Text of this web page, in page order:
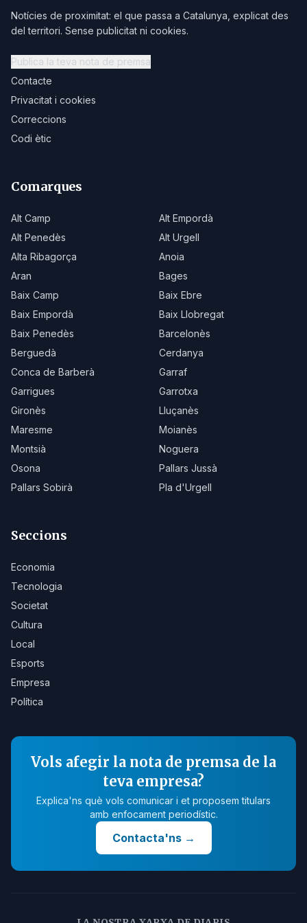
Notícies de proximitat: el que passa a Catalunya, explicat des
del territori. Sense publicitat ni cookies.
Publica la teva nota de premsa
Contacte
Privacitat i cookies
Correccions
Codi ètic
Comarques
Alt Camp
Alt Empordà
Alt Penedès
Alt Urgell
Alta Ribagorça
Anoia
Aran
Bages
Baix Camp
Baix Ebre
Baix Empordà
Baix Llobregat
Baix Penedès
Barcelonès
Berguedà
Cerdanya
Conca de Barberà
Garraf
Garrigues
Garrotxa
Gironès
Lluçanès
Maresme
Moianès
Montsià
Noguera
Osona
Pallars Jussà
Pallars Sobirà
Pla d'Urgell
Seccions
Economia
Tecnologia
Societat
Cultura
Local
Esports
Empresa
Política
Vols afegir la nota de premsa de la
teva empresa?
Explica'ns què vols comunicar i et proposem titulars
amb enfocament periodístic.
Contacta'ns→